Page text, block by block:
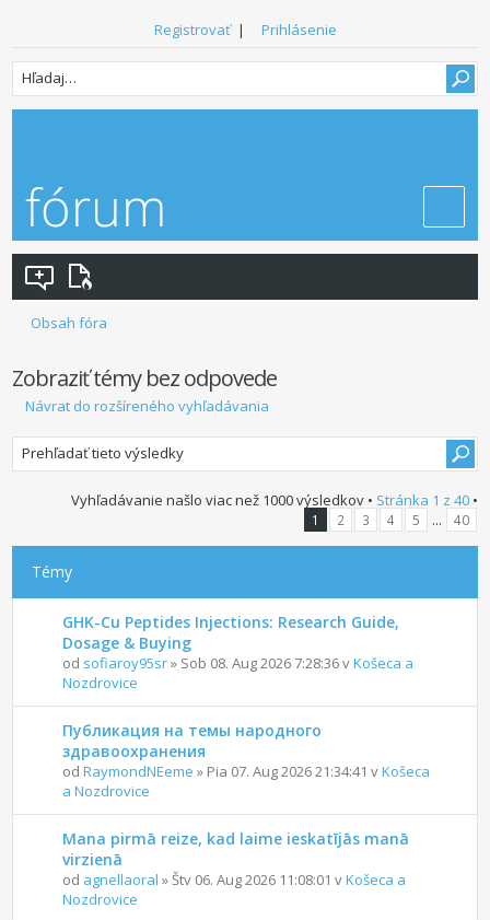
Registrovať| Prihlásenie
Obsah fóra
Zobraziť témy bez odpovede
Návrat do rozšíreného vyhľadávania
Vyhľadávanie našlo viac než 1000 výsledkov • Stránka 1 z 40•
1 2 3 4 5 ... 40
Témy
GHK-Cu Peptides Injections: Research Guide,
Dosage & Buying
od sofiaroy95sr» Sob 08. Aug 2026 7:28:36 vKošeca a
Nozdrovice
Публикация на темы народного
здравоохранения
odRaymondNEeme » Pia 07. Aug 2026 21:34:41 vKošeca
a Nozdrovice
Mana pirmā reize, kad laime ieskatījās manā
virzienā
od agnellaoral » Štv 06. Aug 2026 11:08:01 vKošeca a
Nozdrovice